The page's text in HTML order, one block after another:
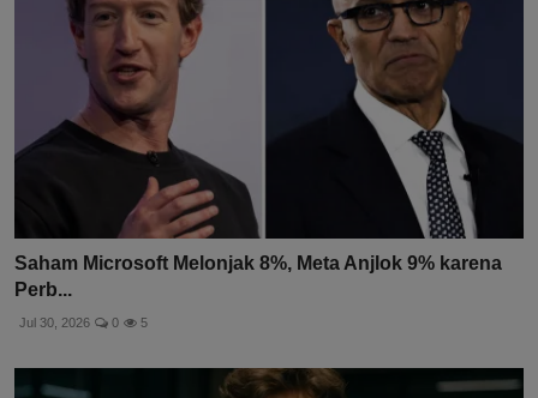
Saham Microsoft Melonjak 8%, Meta Anjlok 9% karena
Perb...
Jul 30, 2026 0 5